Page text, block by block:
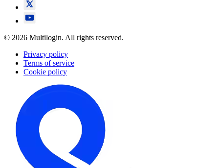
© 2026 Multilogin. All rights reserved.
Privacy policy
Terms of service
Cookie policy